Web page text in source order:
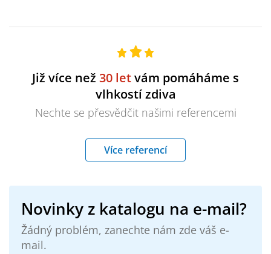
Již více než 30 letvám pomáháme s
vlhkostí zdiva
Nechte se přesvědčit našimi referencemi
Více referencí
Novinky z katalogu na e-mail?
Žádný problém, zanechte nám zde váš e-
mail.